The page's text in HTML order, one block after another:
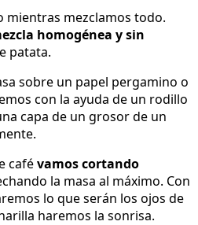
mientras mezclamos todo.
homogénea y sin
patata.
sobre un papel pergamino o
con la ayuda de un rodillo
capa de un grosor de un
cafévamos cortando
la masa al máximo. Con
lo que serán los ojos de
haremos la sonrisa.